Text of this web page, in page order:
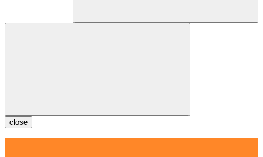
close